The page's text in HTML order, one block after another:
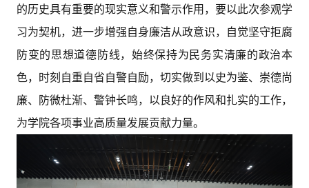
的历史具有重要的现实意义和警示作用，要以此次参观学
习为契机，进一步增强自身廉洁从政意识，自觉坚守拒腐
防变的思想道德防线，始终保持为民务实清廉的政治本
色，时刻自重自省自警自励，切实做到以史为鉴、崇德尚
廉、防微杜渐、警钟长鸣，以良好的作风和扎实的工作，
为学院各项事业高质量发展贡献力量。